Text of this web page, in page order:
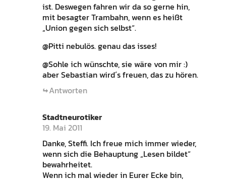
ist. Deswegen fahren wir da so gerne hin,
mit besagter Trambahn, wenn es heißt
„Union gegen sich selbst“.
@Pitti nebulös. genau das isses!
@Sohle ich wünschte, sie wäre von mir :)
aber Sebastian wird´s freuen, das zu hören.
Antworten
Stadtneurotiker
19. Mai 2011
Danke, Steffi. Ich freue mich immer wieder,
wenn sich die Behauptung „Lesen bildet“
bewahrheitet.
Wenn ich mal wieder in Eurer Ecke bin,